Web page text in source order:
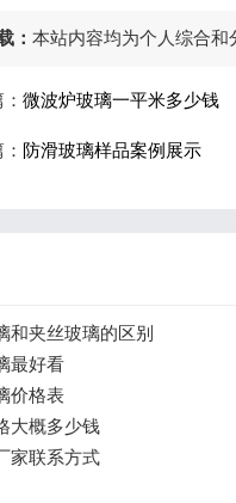
： 本站内容均为个人综合和
微波炉玻璃一平米多少钱
防滑玻璃样品案例展示
和夹丝玻璃的区别
最好看
价格表
大概多少钱
家联系方式